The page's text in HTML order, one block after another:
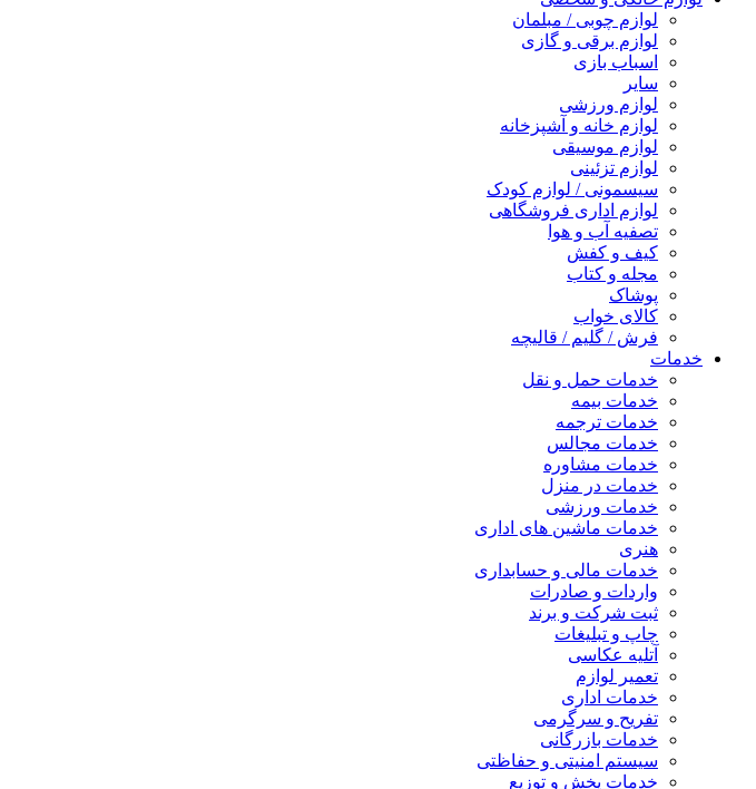
لوازم چوبی / مبلمان
لوازم برقی و گازی
اسباب بازی
سایر
لوازم ورزشی
لوازم خانه و آشپزخانه
لوازم موسیقی
لوازم تزئینی
سیسمونی / لوازم کودک
لوازم اداری فروشگاهی
تصفیه آب و هوا
کیف و کفش
مجله و کتاب
پوشاک
کالای خواب
فرش / گلیم / قالیچه
خدمات
خدمات حمل و نقل
خدمات بیمه
خدمات ترجمه
خدمات مجالس
خدمات مشاوره
خدمات در منزل
خدمات ورزشی
خدمات ماشین های اداری
هنری
خدمات مالی و حسابداری
واردات و صادرات
ثبت شرکت و برند
چاپ و تبلیغات
آتلیه عکاسی
تعمیر لوازم
خدمات اداری
تفریح و سرگرمی
خدمات بازرگانی
سیستم امنیتی و حفاظتی
خدمات پخش و توزیع